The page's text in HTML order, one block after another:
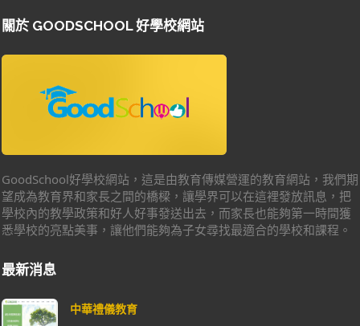
關於 GOODSCHOOL 好學校網站
GoodSchool好學校網站，這是由教育傳媒營運的教育網站，我們期
望成為教育界和家長之間的橋樑，讓學界可以在這裡發放訊息，把
學校內的教學政策和好人好事發送出去，而家長也能夠第一時間獲
悉學校的亮點美事，讓他們能夠為子女尋找最適合的學校和課程。
最新消息
中華禮儀教育